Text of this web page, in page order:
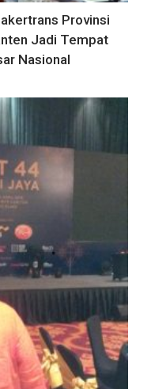
Provinsi
Jadi Tempat
Nasional